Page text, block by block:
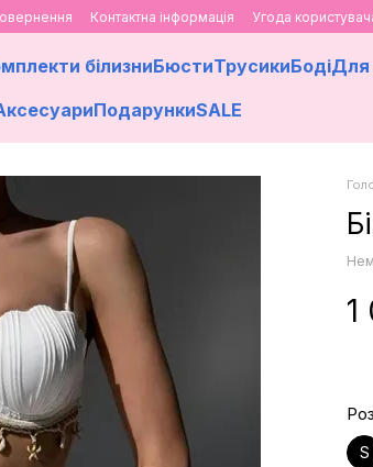
Контактна інформація Угода
білизниБюстиТрусикиБодіДля
ПодарункиSALE
1
S